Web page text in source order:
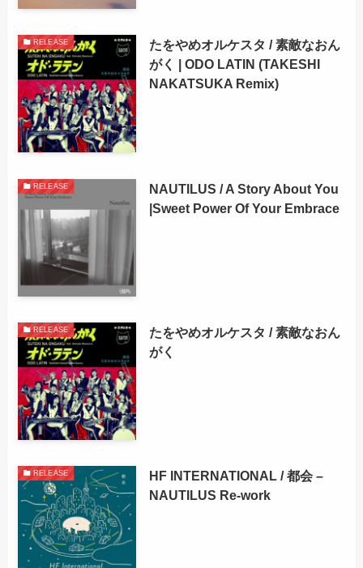
RELEASE
たをやめオルケスタ / 素敵なおん
がく | ODO LATIN (TAKESHI
NAKATSUKA Remix)
RELEASE
NAUTILUS / A Story About You
|Sweet Power Of Your Embrace
RELEASE
たをやめオルケスタ / 素敵なおん
がく
RELEASE
HF INTERNATIONAL / 都会 –
NAUTILUS Re-work